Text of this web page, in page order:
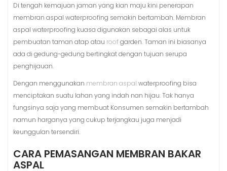
Di tengah kemajuan jaman yang kian maju kini penerapan
membran aspal waterproofing semakin bertambah. Membran
aspal waterproofing kuasa digunakan sebagai alas untuk
pembuatan taman atap atau roofgarden. Taman ini biasanya
ada di gedung-gedung bertingkat dengan tujuan serupa
penghijauan.
Dengan menggunakan membran aspal waterproofing bisa
menciptakan suatu lahan yang indah nan hijau. Tak hanya
fungsinya saja yang membuat Konsumen semakin bertambah
namun harganya yang cukup terjangkau juga menjadi
keunggulan tersendiri.
CARA PEMASANGAN MEMBRAN BAKAR
ASPAL